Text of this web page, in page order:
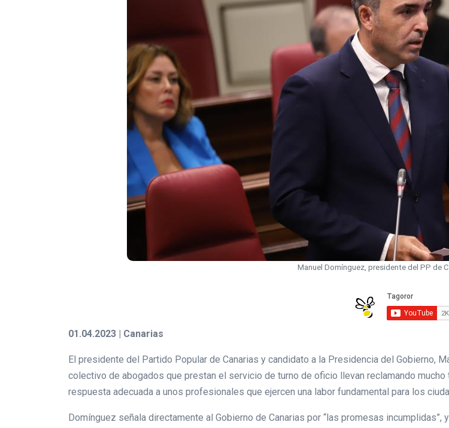
Manuel Domínguez, presidente del PP de
01.04.2023 | Canarias
El presidente del Partido Popular de Canarias y candidato a la Presidencia del Gobierno,
colectivo de abogados que prestan el servicio de turno de oficio llevan reclamando
respuesta adecuada a unos profesionales que ejercen una labor fundamental para los
Domínguez señala directamente al Gobierno de Canarias por “las promesas